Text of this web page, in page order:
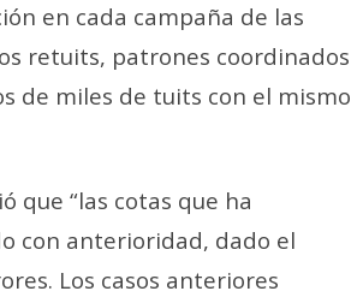
en cada campaña de las
retuits, patrones coordinados
de miles de tuits con el mismo
que “las cotas que ha
con anterioridad, dado el
Los casos anteriores